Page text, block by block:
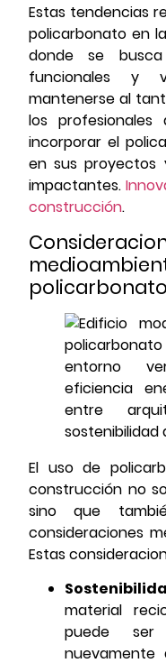
Estas tendencias
policarbonato en
donde se busca
funcionales y
mantenerse al
los
incorporar el
en sus proyectos
impactantes.
construcción.
El uso de
construcción no
sino que
consideraciones
Estas
material
puede ser